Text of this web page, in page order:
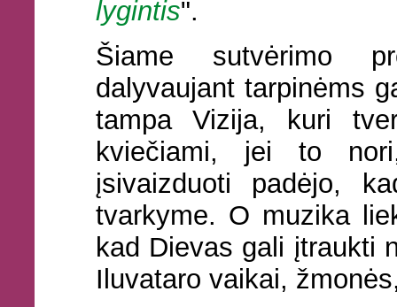
lygintis".
Šiame sutvėrimo
dalyvaujant tarpinėms
tampa Vizija, kuri
kviečiami, jei to
įsivaizduoti padėjo,
tvarkyme. O muzika
kad Dievas gali įtraukti
Iluvataro vaikai,